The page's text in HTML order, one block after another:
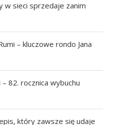
w sieci sprzedaje zanim
– kluczowe rondo Jana
82. rocznica wybuchu
który zawsze się udaje